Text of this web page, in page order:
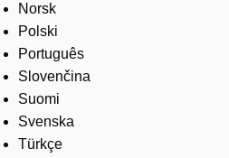
Norsk
Polski
Português
Slovenčina
Suomi
Svenska
Türkçe